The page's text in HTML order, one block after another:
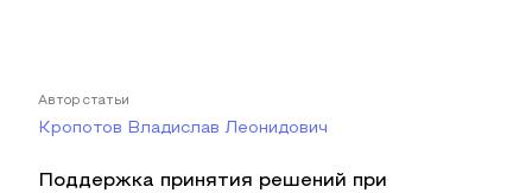
Автор статьи
Кропотов Владислав Леонидович
Поддержка принятия решений при